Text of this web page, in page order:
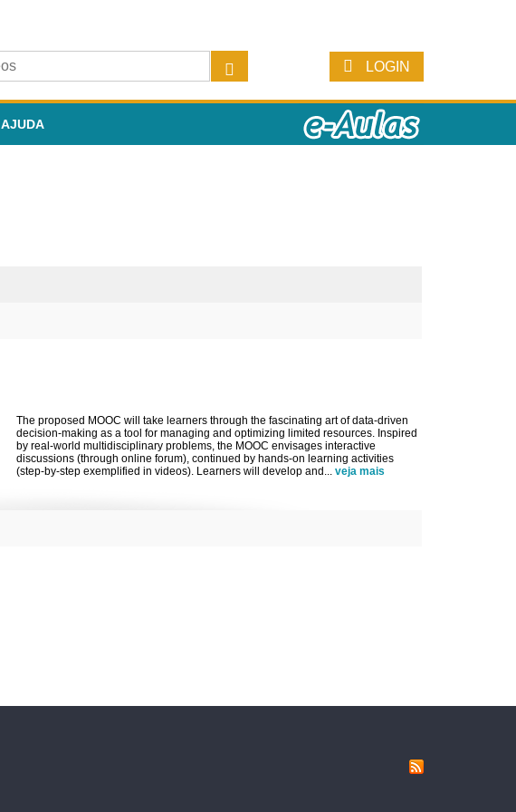
LOGIN
AJUDA
The proposed MOOC will take learners through the fascinating art of data-driven
decision-making as a tool for managing and optimizing limited resources. Inspired
by real-world multidisciplinary problems, the MOOC envisages interactive
discussions (through online forum), continued by hands-on learning activities
(step-by-step exemplified in videos). Learners will develop and ... veja mais